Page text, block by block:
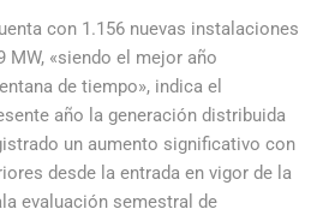
con 1.156 nuevas instalaciones
MW, «siendo el mejor año
de tiempo», indica el
año la generación distribuida
un aumento significativo con
desde la entrada en vigor de la
evaluación semestral de